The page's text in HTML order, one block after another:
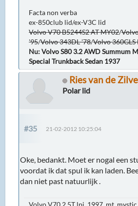
Facta non verba
ex-850club lid/ex-V3C lid
Volvo V70 B5244S2 AT MY02/
'95/Volvo 343DL '78/Volvo
Nu: Volvo S80 3.2 AWD Summum
Special Trunkback Sedan 1937
Ries van de
Polar lid
#35 21-02-2012 10:25:04
Oke, bedankt. Moet er nogal een
voordat ik dat spul ik kan laden.
dan niet past natuurlijk .